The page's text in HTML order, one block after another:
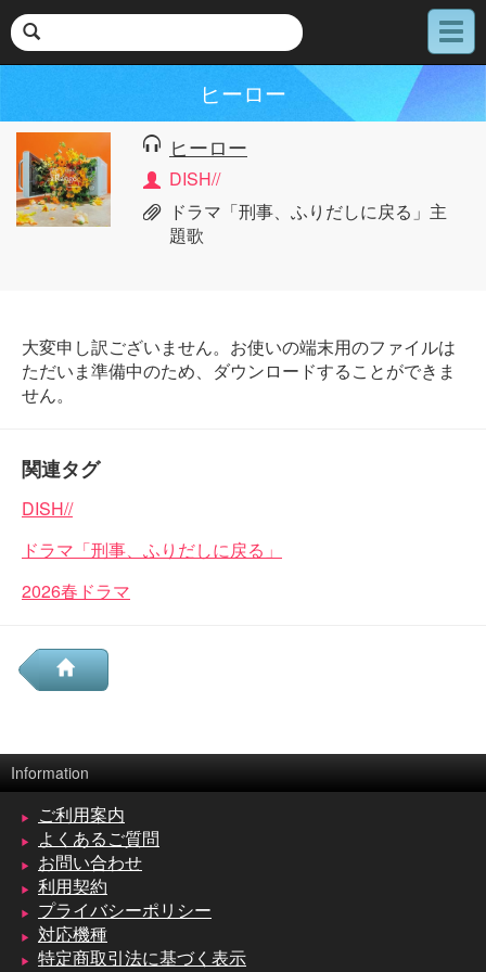
メ
ニ
ヒーロー
ヒーロー
DISH//
ドラマ「刑事、ふりだしに戻る」主
題歌
大変申し訳ございません。お使いの端末用のファイルは
ただいま準備中のため、ダウンロードすることができま
せん。
関連タグ
DISH//
ドラマ「刑事、ふりだしに戻る」
2026春ドラマ
Information
ご利用案内
よくあるご質問
お問い合わせ
利用契約
プライバシーポリシー
対応機種
特定商取引法に基づく表示